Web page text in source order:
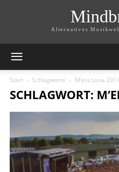
Alternatives
Start Schlagworte M’era Luna 2017
SCHLAGWORT: